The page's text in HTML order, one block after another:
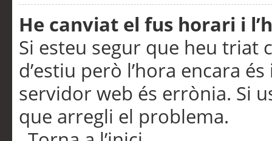
He canviat el fus horari i
Si esteu segur que heu triat
d’estiu però l’hora encara
servidor web és errònia. Si
que arregli el problema.